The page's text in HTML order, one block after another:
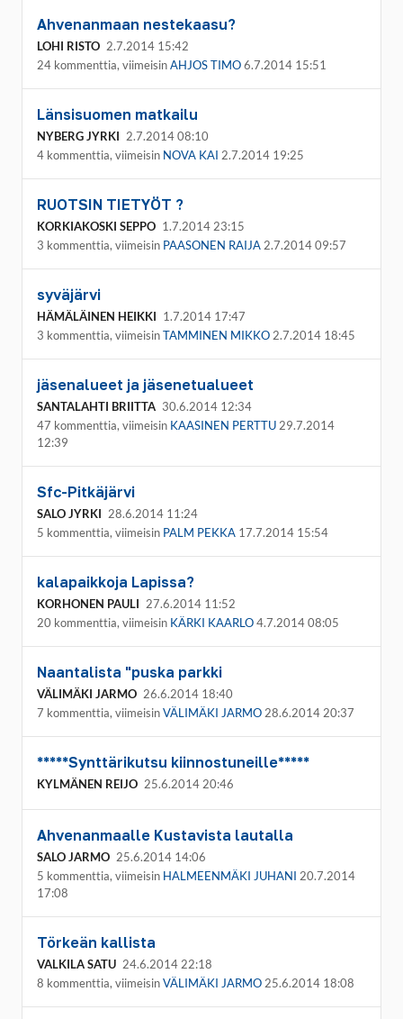
Ahvenanmaan nestekaasu?
LOHI RISTO 2.7.2014 15:42
24 kommenttia, viimeisinAHJOS TIMO6.7.2014 15:51
Länsisuomen matkailu
NYBERG JYRKI 2.7.2014 08:10
4 kommenttia, viimeisin NOVA KAI 2.7.2014 19:25
RUOTSIN TIETYÖT ?
KORKIAKOSKI SEPPO 1.7.2014 23:15
3 kommenttia, viimeisin PAASONEN RAIJA 2.7.2014 09:57
syväjärvi
HÄMÄLÄINEN HEIKKI 1.7.2014 17:47
3 kommenttia, viimeisinTAMMINEN MIKKO 2.7.2014 18:45
jäsenalueet ja jäsenetualueet
SANTALAHTI BRIITTA 30.6.2014 12:34
47 kommenttia, viimeisin KAASINEN PERTTU 29.7.2014
12:39
Sfc-Pitkäjärvi
SALO JYRKI 28.6.2014 11:24
5 kommenttia, viimeisin PALM PEKKA 17.7.2014 15:54
kalapaikkoja Lapissa?
KORHONEN PAULI 27.6.2014 11:52
20 kommenttia, viimeisin KÄRKI KAARLO4.7.2014 08:05
Naantalista "puska parkki
VÄLIMÄKI JARMO 26.6.2014 18:40
7 kommenttia, viimeisinVÄLIMÄKI JARMO 28.6.2014 20:37
*****Synttärikutsu kiinnostuneille*****
KYLMÄNEN REIJO 25.6.2014 20:46
Ahvenanmaalle Kustavista lautalla
SALO JARMO 25.6.2014 14:06
5 kommenttia, viimeisin HALMEENMÄKI JUHANI 20.7.2014
17:08
Törkeän kallista
VALKILA SATU 24.6.2014 22:18
8 kommenttia, viimeisinVÄLIMÄKI JARMO 25.6.2014 18:08